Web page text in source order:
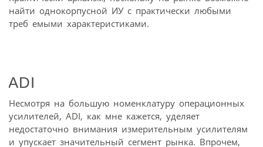
найти однокорпусной ИУ с практически любыми
треб емыми характеристиками.
ADI
Несмотря на большую номенклатуру операционных
усилителей, ADI, как мне кажется, уделяет
недостаточно внимания измерительным усилителям
и упускает значительный сегмент рынка. Впрочем,